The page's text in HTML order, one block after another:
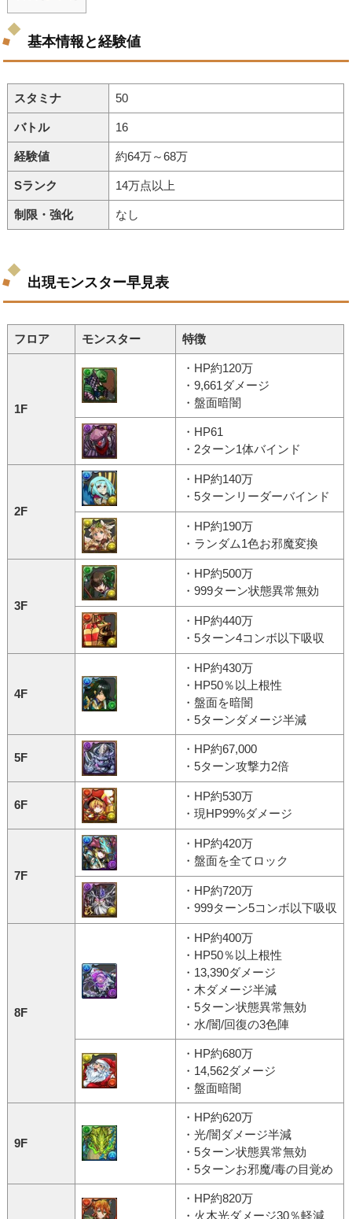
基本情報と経験値
スタミナ 50
バトル 16
経験値 約64万～68万
Sランク 14万点以上
制限・強化 なし
出現モンスター早見表
フロア モンスター 特徴
1F
・HP約120万
・9,661ダメージ
・盤面暗闇
・HP61
・2ターン1体バインド
2F
・HP約140万
・5ターンリーダーバインド
・HP約190万
・ランダム1色お邪魔変換
3F
・HP約500万
・999ターン状態異常無効
・HP約440万
・5ターン4コンボ以下吸収
4F
・HP約430万
・HP50％以上根性
・盤面を暗闇
・5ターンダメージ半減
5F
・HP約67,000
・5ターン攻撃力2倍
6F
・HP約530万
・現HP99%ダメージ
7F
・HP約420万
・盤面を全てロック
・HP約720万
・999ターン5コンボ以下吸収
8F
・HP約400万
・HP50％以上根性
・13,390ダメージ
・木ダメージ半減
・5ターン状態異常無効
・水/闇/回復の3色陣
・HP約680万
・14,562ダメージ
・盤面暗闇
9F
・HP約620万
・光/闇ダメージ半減
・5ターン状態異常無効
・5ターンお邪魔/毒の目覚め
・HP約820万
・火木光ダメージ30％軽減